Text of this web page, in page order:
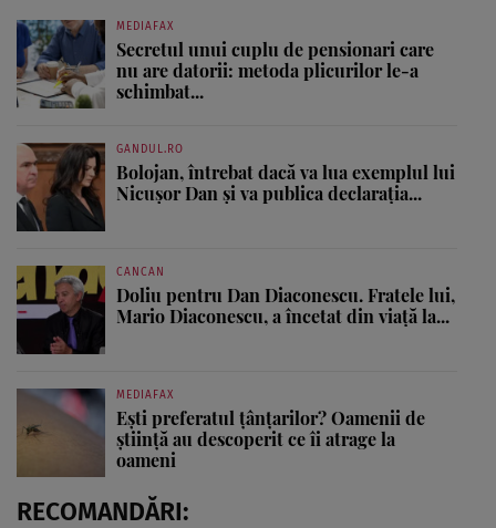
MEDIAFAX
Secretul unui cuplu de pensionari care
nu are datorii: metoda plicurilor le-a
schimbat...
GANDUL.RO
Bolojan, întrebat dacă va lua exemplul lui
Nicușor Dan și va publica declarația...
CANCAN
Doliu pentru Dan Diaconescu. Fratele lui,
Mario Diaconescu, a încetat din viață la...
MEDIAFAX
Ești preferatul țânțarilor? Oamenii de
știință au descoperit ce îi atrage la
oameni
RECOMANDĂRI: